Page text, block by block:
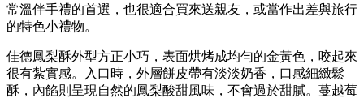
常溫伴手禮的首選，也很適合買來送親友，或當作出差與旅行
的特色小禮物。
佳德鳳梨酥外型方正小巧，表面烘烤成均勻的金黃色，咬起來
很有紮實感。入口時，外層餅皮帶有淡淡奶香，口感細緻鬆
酥，內餡則呈現自然的鳳梨酸甜風味，不會過於甜膩。蔓越莓